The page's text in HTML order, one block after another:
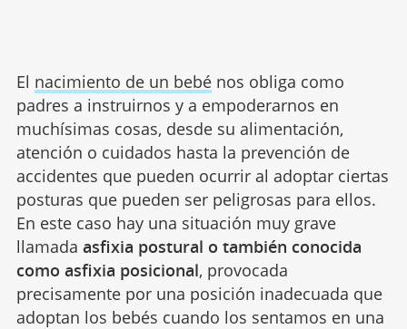
El nacimiento de un bebénos obliga como
padres a instruirnos y a empoderarnos en
muchísimas cosas, desde su alimentación,
atención o cuidados hasta la prevención de
accidentes que pueden ocurrir al adoptar ciertas
posturas que pueden ser peligrosas para ellos.
En este caso hay una situación muy grave
llamada asfixia postural o también conocida
como asfixia posicional, provocada
precisamente por una posición inadecuada que
adoptan los bebés cuando los sentamos en una